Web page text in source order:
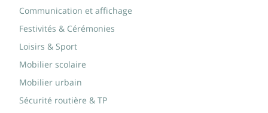
Communication et affichage
Festivités & Cérémonies
Loisirs & Sport
Mobilier scolaire
Mobilier urbain
Sécurité routière & TP